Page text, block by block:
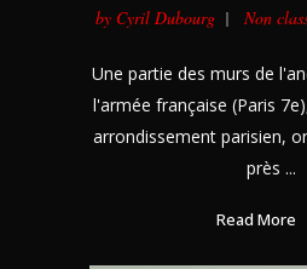
by Cyril Dubourg Non
Une partie des murs de
l'armée française (Paris
arrondissement parisien,
près ...
Read More